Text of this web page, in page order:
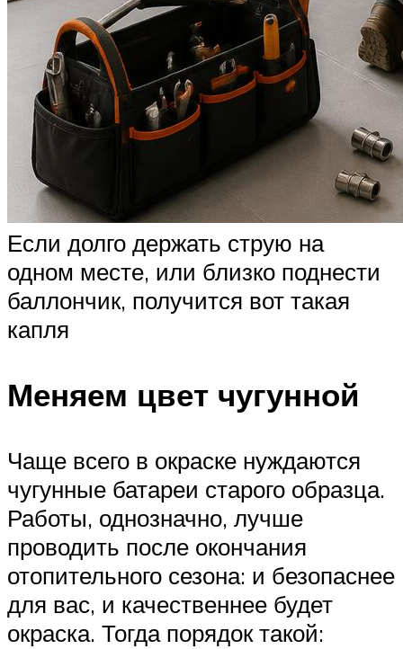
Если долго держать струю на
одном месте, или близко поднести
баллончик, получится вот такая
капля
Меняем цвет чугунной
Чаще всего в окраске нуждаются
чугунные батареи старого образца.
Работы, однозначно, лучше
проводить после окончания
отопительного сезона: и безопаснее
для вас, и качественнее будет
окраска. Тогда порядок такой: